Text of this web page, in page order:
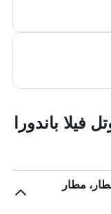
فيلا باندورا
مطار